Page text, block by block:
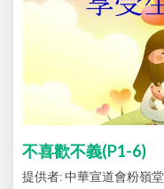
不喜歡不義(P1-6)
提供者: 中華宣道會粉嶺